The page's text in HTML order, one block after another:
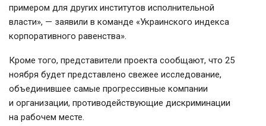
примером для других институтов исполнительной
власти», — заявили в команде «Украинского индекса
корпоративного равенства».
Кроме того, представители проекта сообщают, что 25
ноября будет представлено свежее исследование,
объединившее самые прогрессивные компании
и организации, противодействующие дискриминации
на рабочем месте.